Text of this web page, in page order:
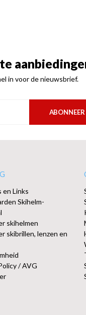
in voor de nieuwsbrief.
ABONNEER
en Links
Skihelm-
skihelmen
skibrillen, lenzen en
/ AVG